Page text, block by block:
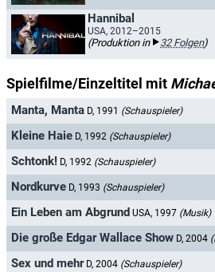
Hannibal
USA, 2012–2015
(Produktion in 32 Folgen)
Spielfilme/Einzeltitel mit
Manta, Manta D, 1991 (Schauspieler)
Kleine Haie D, 1992 (Schauspieler)
Schtonk! D, 1992 (Schauspieler)
Nordkurve D, 1993 (Schauspieler)
Ein Leben am Abgrund USA, 1997 (Musik)
Die große Edgar Wallace Show D, 2004
Sex und mehr D, 2004 (Schauspieler)